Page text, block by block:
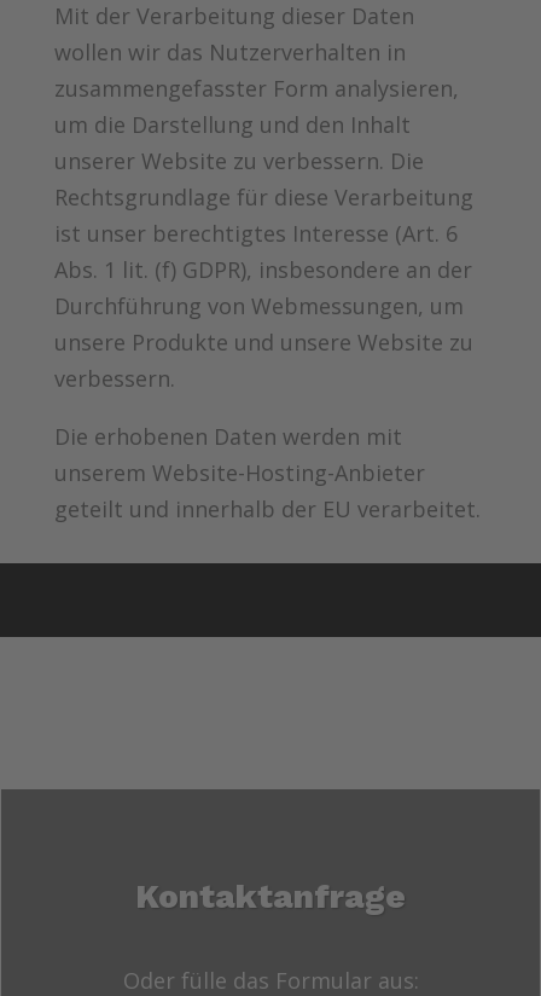
Mit der Verarbeitung dieser Daten
wollen wir das Nutzerverhalten in
zusammengefasster Form analysieren,
um die Darstellung und den Inhalt
unserer Website zu verbessern. Die
Rechtsgrundlage für diese Verarbeitung
ist unser berechtigtes Interesse (Art. 6
Abs. 1 lit. (f) GDPR), insbesondere an der
Durchführung von Webmessungen, um
unsere Produkte und unsere Website zu
verbessern.
Die erhobenen Daten werden mit
unserem Website-Hosting-Anbieter
geteilt und innerhalb der EU verarbeitet.
Kontaktanfrage
Oder fülle das Formular aus: